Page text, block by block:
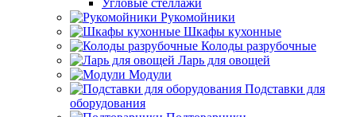
Рукомойники
Шкафы кухонные
Колоды разрубочные
Ларь для овощей
Модули
Подставки для
оборудования